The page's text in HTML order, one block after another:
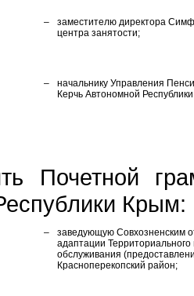
–
заместителю директора
центра занятости;
–
начальнику Управления
Керчь Автономной
Почетной
Крым:
–
заведующую Совхозненским
адаптации Территориального
обслуживания
Красноперекопский район;